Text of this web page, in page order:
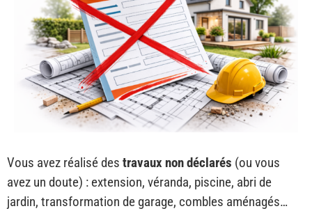
Vous avez réalisé des travaux non déclarés (ou vous
avez un doute) : extension, véranda, piscine, abri de
jardin, transformation de garage, combles aménagés…